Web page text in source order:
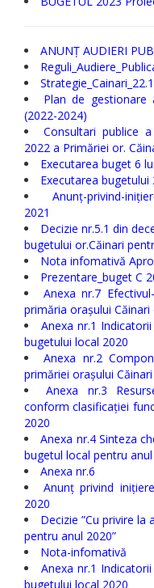
ANUNȚ AUDIERI
Plan de gestionare
(2022-2024)
Consultari publice
2022 a Primăriei or.
Executarea buget 6
Executarea bugetului
Anunț-privind-
2021
Decizie nr.5.1 din
bugetului or.Căinari
Nota infomativă
Prezentare_buget C
Anexa nr.7
primăria orașului
Anexa nr.1
bugetului local 2020
Anexa nr.2
primăriei orașului
Anexa nr.3
conform clasificației
2020
Anexa nr.4 Sinteza
bugetul local pentru
Anexa nr.6
Anunț privind
2020
Decizie ”Cu privire la
pentru anul 2020”
Nota-infomativă
Anexa nr.1
bugetului local 2020